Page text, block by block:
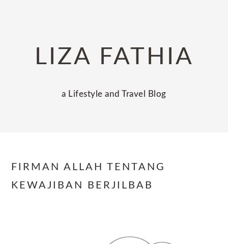
navigationLIZA FATHIA
a Lifestyle and Travel Blog
FIRMAN ALLAH TENTANG
KEWAJIBAN BERJILBAB